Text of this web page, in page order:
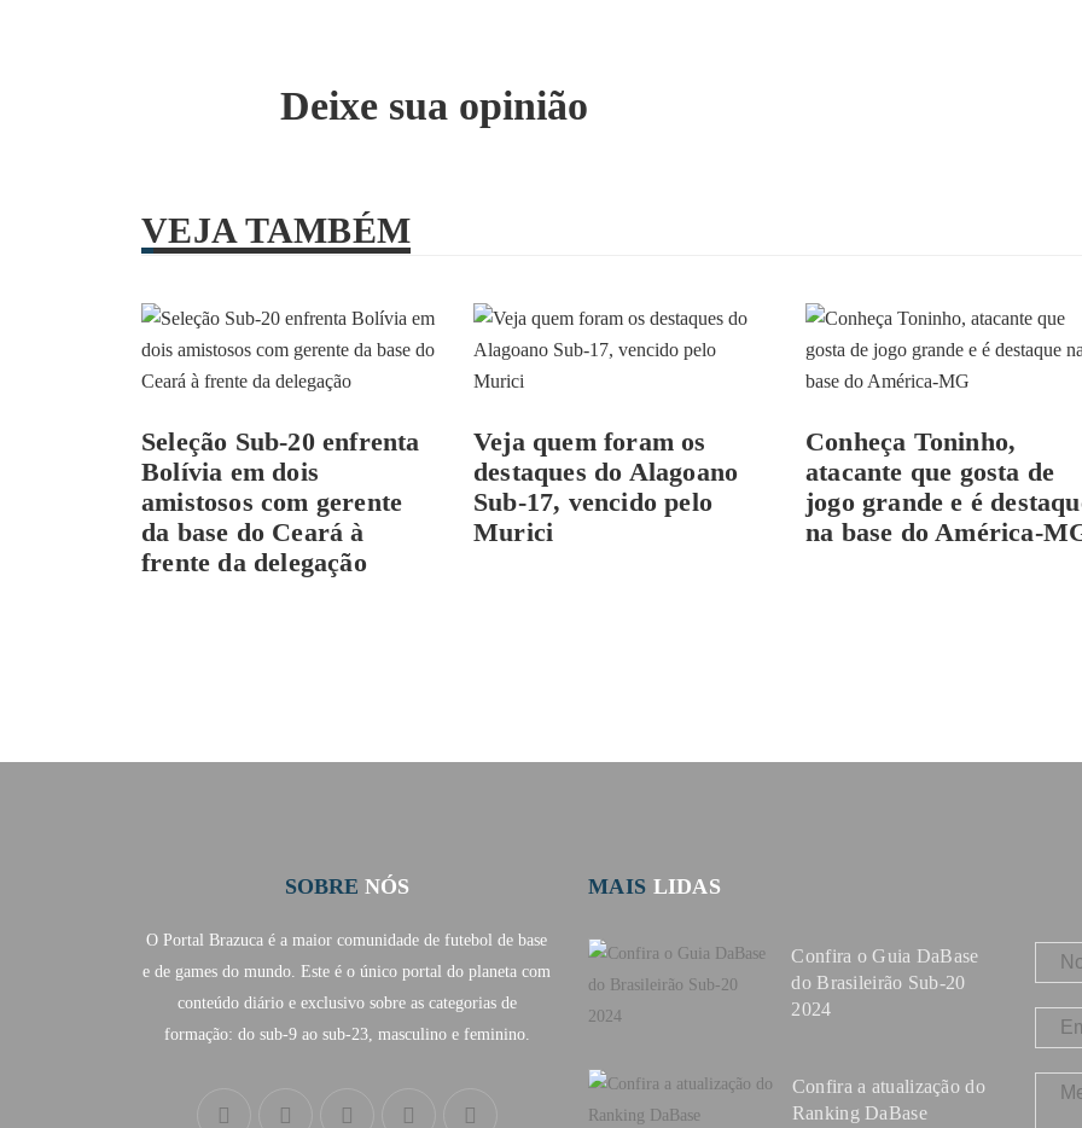
Deixe sua opinião
VEJA TAMBÉM
Seleção Sub-20 enfrenta
Bolívia em dois
amistosos com gerente
da base do Ceará à
frente da delegação
Veja quem foram os
destaques do Alagoano
Sub-17, vencido pelo
Murici
Conheça Toninho,
atacante que gosta de
jogo grande e é
na base do América-
SOBRE NÓS
O Portal Brazuca é a maior comunidade de futebol de base
e de games do mundo. Este é o único portal do planeta com
conteúdo diário e exclusivo sobre as categorias de
formação: do sub-9 ao sub-23, masculino e feminino.
MAIS LIDAS
Confira o Guia DaBase
do Brasileirão Sub-20
2024
Confira a atualização do
Ranking DaBase